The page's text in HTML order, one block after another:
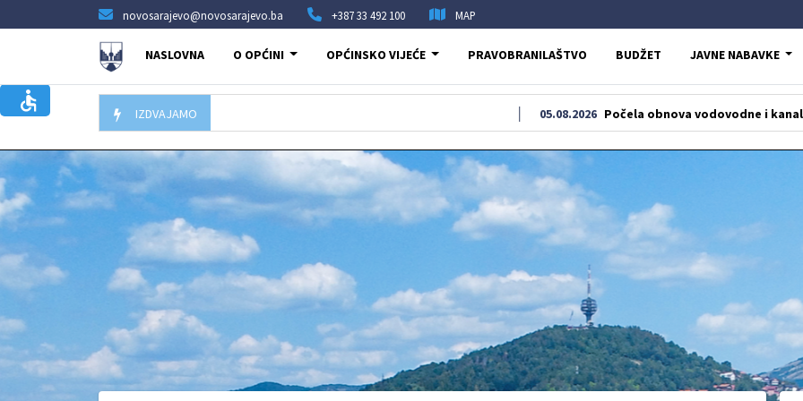
novosarajevo@novosarajevo.ba +387 33 492 100 MAP
NASLOVNA O OPĆINI OPĆINSKO VIJEĆE PRAVOBRANILAŠTVO BUDŽET JAVNE NABAVKE
IZDVAJAMO Počela obnova vodovodne i kanalizacione